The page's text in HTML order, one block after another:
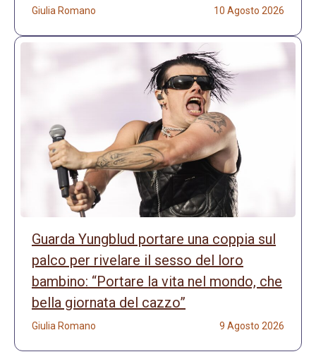
Giulia Romano 10 Agosto 2026
Guarda Yungblud portare una coppia sul
palco per rivelare il sesso del loro
bambino: “Portare la vita nel mondo, che
bella giornata del cazzo”
Giulia Romano 9 Agosto 2026